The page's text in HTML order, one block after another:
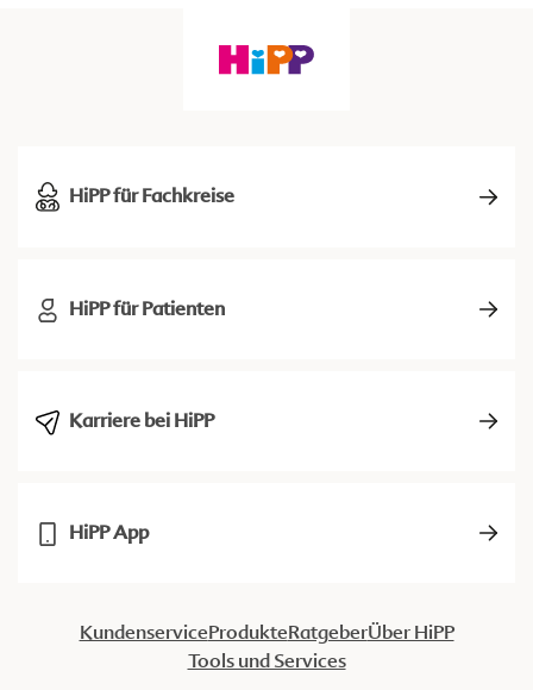
HiPP für Fachkreise
HiPP für Patienten
Karriere bei HiPP
HiPP App
KundenserviceProdukteRatgeberÜber HiPP
Tools und Services